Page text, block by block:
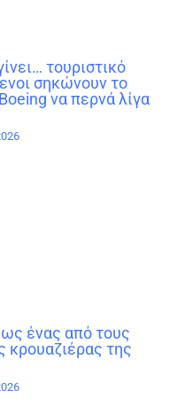
τουριστικό
σηκώνουν το
να περνά λίγα
ένας από τους
κρουαζιέρας της